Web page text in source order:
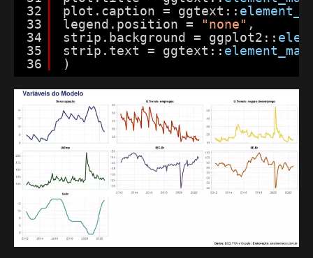
32
33
34
35
36
plot.caption = ggtext::
legend.position =
"none" ,
strip.background = ggplot2::
strip.text = ggtext::
)